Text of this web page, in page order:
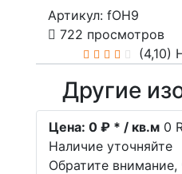
Артикул: fOH9
722 просмотров
(4,10)
Другие
Цена: 0 ₽ * / кв.м 0
Наличие уточняйте
Обратите внимание,